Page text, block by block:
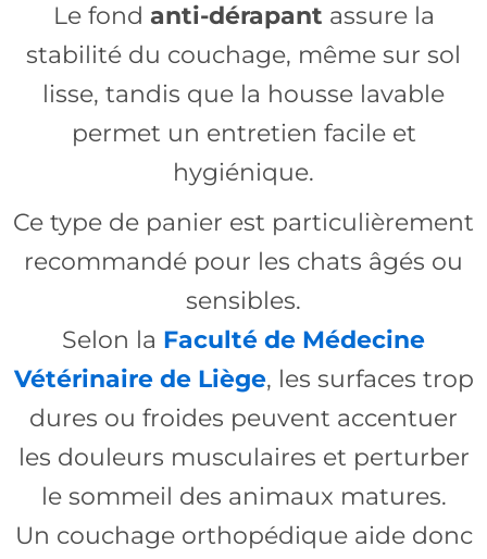
Le fond anti-dérapant assure la
stabilité du couchage, même sur sol
lisse, tandis que la housse lavable
permet un entretien facile et
hygiénique.
Ce type de panier est particulièrement
recommandé pour les chats âgés ou
sensibles.
Selon la Faculté de Médecine
Vétérinaire de Liège, les surfaces trop
dures ou froides peuvent accentuer
les douleurs musculaires et perturber
le sommeil des animaux matures.
Un couchage orthopédique aide donc